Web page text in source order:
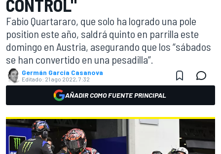
CONTROL"
Fabio Quartararo, que solo ha logrado una pole
position este año, saldrá quinto en parrilla este
domingo en Austria, asegurando que los “sábados
se han convertido en una pesadilla”.
Germán Garcia Casanova
Editado: 21 ago 2022, 7:32
AÑADIR COMO FUENTE PRINCIPAL